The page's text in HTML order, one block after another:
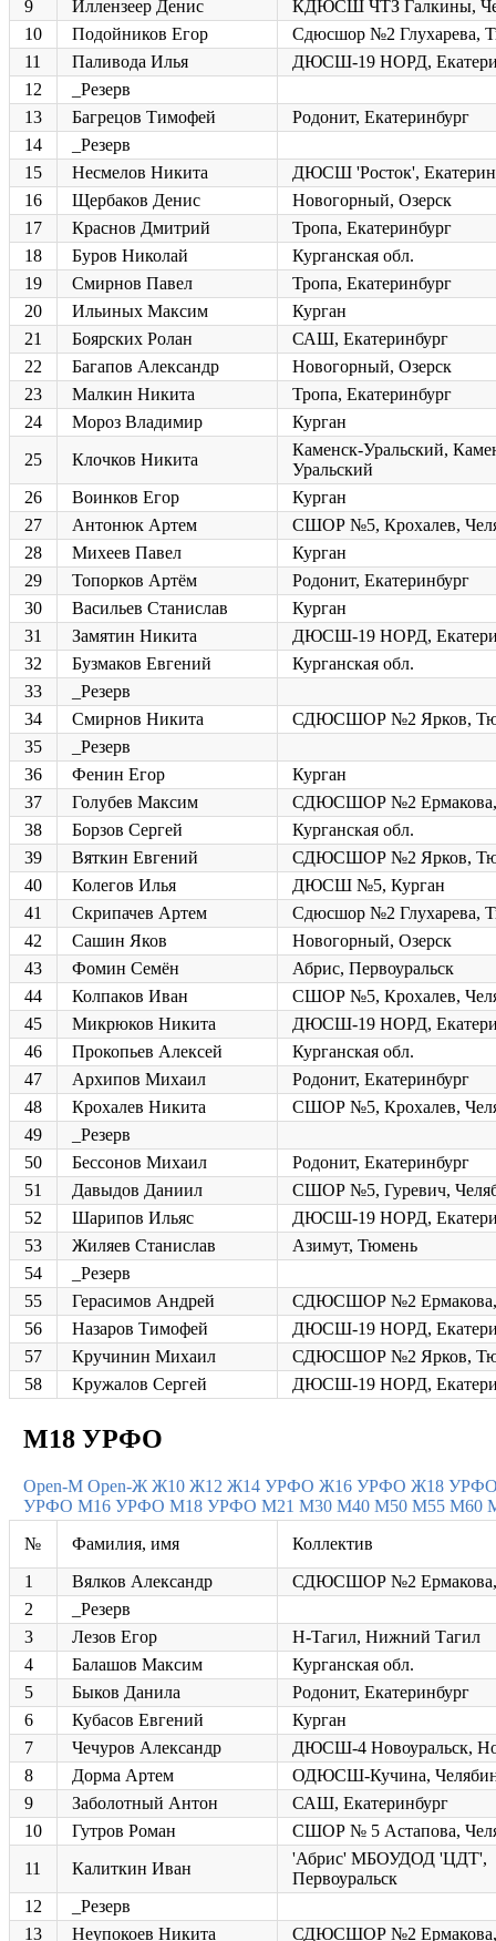
9
Иллензеер Денис
КДЮСШ ЧТЗ Галкины,
10
Подойников Егор
Сдюсшор №2 Глухарева,
11
Паливода Илья
ДЮСШ-19 НОРД,
12
_Резерв
13
Багрецов Тимофей
Родонит, Екатеринбург
14
_Резерв
15
Несмелов Никита
ДЮСШ 'Росток',
16
Щербаков Денис
Новогорный, Озерск
17
Краснов Дмитрий
Тропа, Екатеринбург
18
Буров Николай
Курганская обл.
19
Смирнов Павел
Тропа, Екатеринбург
20
Ильиных Максим
Курган
21
Боярских Ролан
САШ, Екатеринбург
22
Багапов Александр
Новогорный, Озерск
23
Малкин Никита
Тропа, Екатеринбург
24
Мороз Владимир
Курган
25
Клочков Никита
Каменск-Уральский,
Уральский
26
Воинков Егор
Курган
27
Антонюк Артем
СШОР №5, Крохалев,
28
Михеев Павел
Курган
29
Топорков Артём
Родонит, Екатеринбург
30
Васильев Станислав
Курган
31
Замятин Никита
ДЮСШ-19 НОРД,
32
Бузмаков Евгений
Курганская обл.
33
_Резерв
34
Смирнов Никита
СДЮСШОР №2 Ярков,
35
_Резерв
36
Фенин Егор
Курган
37
Голубев Максим
СДЮСШОР №2 Ермакова,
38
Борзов Сергей
Курганская обл.
39
Вяткин Евгений
СДЮСШОР №2 Ярков,
40
Колегов Илья
ДЮСШ №5, Курган
41
Скрипачев Артем
Сдюсшор №2 Глухарева,
42
Сашин Яков
Новогорный, Озерск
43
Фомин Семён
Абрис, Первоуральск
44
Колпаков Иван
СШОР №5, Крохалев,
45
Микрюков Никита
ДЮСШ-19 НОРД,
46
Прокопьев Алексей
Курганская обл.
47
Архипов Михаил
Родонит, Екатеринбург
48
Крохалев Никита
СШОР №5, Крохалев,
49
_Резерв
50
Бессонов Михаил
Родонит, Екатеринбург
51
Давыдов Даниил
СШОР №5, Гуревич,
52
Шарипов Ильяс
ДЮСШ-19 НОРД,
53
Жиляев Станислав
Азимут, Тюмень
54
_Резерв
55
Герасимов Андрей
СДЮСШОР №2 Ермакова,
56
Назаров Тимофей
ДЮСШ-19 НОРД,
57
Кручинин Михаил
СДЮСШОР №2 Ярков,
58
Кружалов Сергей ДЮСШ-19 НОРД,
М18 УРФО
Open-M Open-Ж Ж10 Ж12 Ж14 УРФО Ж16 УРФО Ж18
УРФО М16 УРФО М18 УРФО М21 М30 М40 М50 М55 М60
№ Фамилия, имя
Коллектив
1
Вялков Александр
СДЮСШОР №2 Ермакова,
2
_Резерв
3
Лезов Егор
Н-Тагил, Нижний Тагил
4
Балашов Максим
Курганская обл.
5
Быков Данила
Родонит, Екатеринбург
6
Кубасов Евгений
Курган
7
Чечуров Александр
ДЮСШ-4 Новоуральск,
8
Дорма Артем
ОДЮСШ-Кучина,
9
Заболотный Антон
САШ, Екатеринбург
10
Гутров Роман
СШОР № 5 Астапова,
11
Калиткин Иван
'Абрис' МБОУДОД 'ЦДТ',
Первоуральск
12
_Резерв
13
Неупокоев Никита СДЮСШОР №2 Ермакова,